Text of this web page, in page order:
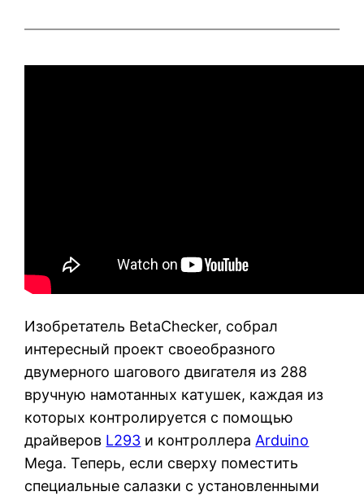
Изобретатель BetaChecker, собрал
интересный проект своеобразного
двумерного шагового двигателя из 288
вручную намотанных катушек, каждая из
которых контролируется с помощью
драйверов L293 и контроллераArduino
Mega. Теперь, если сверху поместить
специальные салазки с установленными